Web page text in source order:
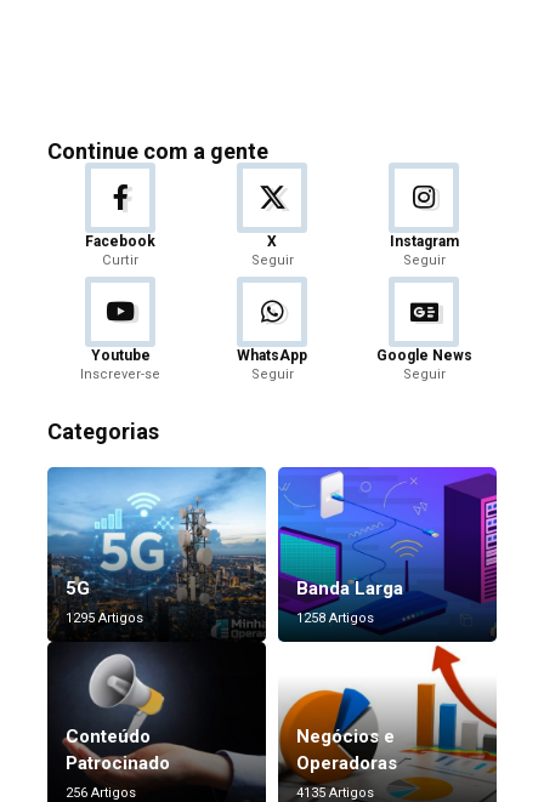
Continue com a gente
Facebook
Curtir
X
Seguir
Instagram
Seguir
Youtube
Inscrever-se
WhatsApp
Seguir
Google News
Seguir
Categorias
5G
1295 Artigos
Banda Larga
1258 Artigos
Conteúdo
Patrocinado
256 Artigos
Negócios e
Operadoras
4135 Artigos